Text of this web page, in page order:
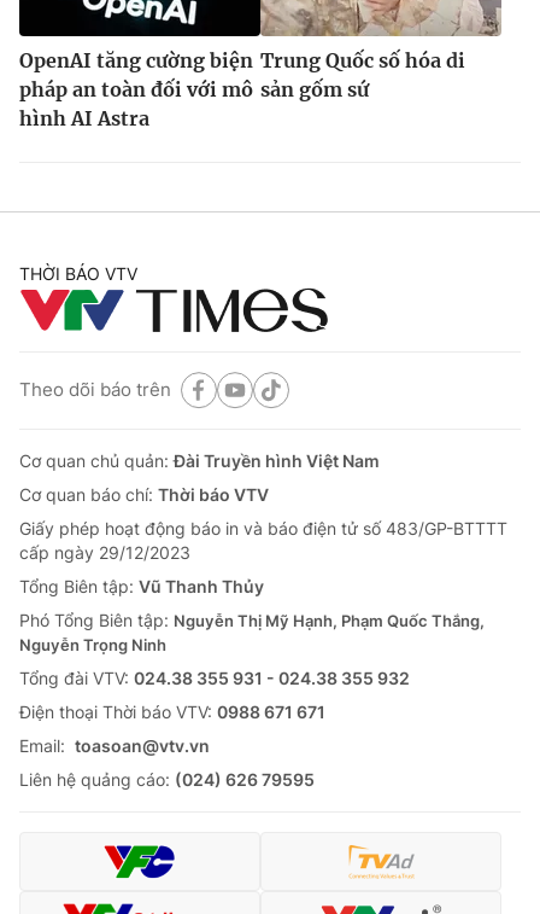
OpenAI tăng cường biện
pháp an toàn đối với mô
hình AI Astra
Trung Quốc số hóa di
sản gốm sứ
THỜI BÁO VTV
Theo dõi báo trên
Cơ quan chủ quản:Đài Truyền hình Việt Nam
Cơ quan báo chí: Thời báo VTV
Giấy phép hoạt động báo in và báo điện tử số 483/GP-BTTTT
cấp ngày 29/12/2023
Tổng Biên tập: Vũ Thanh Thủy
Phó Tổng Biên tập: Nguyễn Thị Mỹ Hạnh, Phạm Quốc Thắng,
Nguyễn Trọng Ninh
Tổng đài VTV: 024.38 355 931 - 024.38 355 932
Ðiện thoại Thời báo VTV: 0988 671 671
Email: toasoan@vtv.vn
Liên hệ quảng cáo: (024) 626 79595